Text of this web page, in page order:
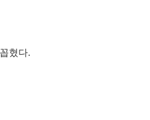
혔다.